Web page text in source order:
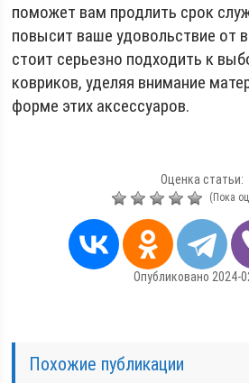
поможет вам продлить срок
повысит ваше удовольствие от
стоит серьезно подходить к
ковриков, уделяя внимание
форме этих аксессуаров.
Оценка статьи:
(Пока
Опубликовано 2024-
Похожие публикации